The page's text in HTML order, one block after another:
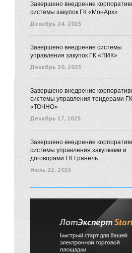
Завершено внедрение
системы закупок ГК «МонАрх»
Декабрь 24, 2025
Завершено внедрение системы
управления закупок ГК «ПИК»
Декабрь 20, 2025
Завершено внедрение
системы управления тендерами ГК
«ТОЧНО»
Декабрь 17, 2025
Завершено внедрение
системы управления закупками и
договорами ГК Гранель
Июль 22, 2025